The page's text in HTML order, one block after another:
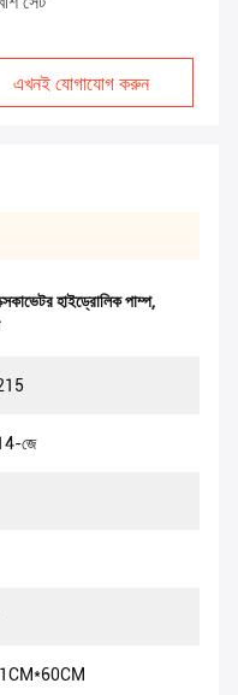
এখনই যোগাযোগ করুন
হাইড্রোলিক পাম্প,
জে